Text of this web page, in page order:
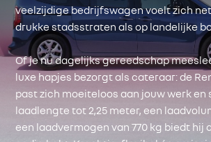
veelzijdige bedrijfswagen voelt zich
drukke stadsstraten als op landelijke
Of je nu dagelijks gereedschap
luxe hapjes bezorgt als cateraar: de
past zich moeiteloos aan jouw werk en
laadlengte tot 2,25 meter, een
een laadvermogen van 770 kg biedt hij